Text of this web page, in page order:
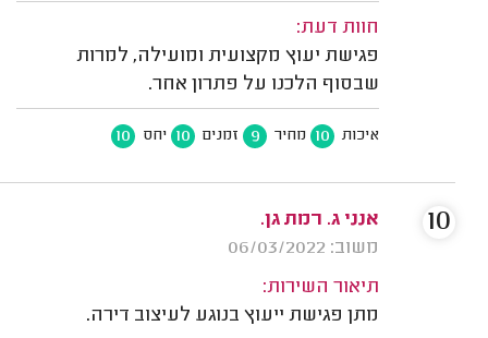
חוות דעת:
פגישת יעוץ מקצועית ומועילה, למרות
שבסוף הלכנו על פתרון אחר.
איכות 10 מחיר 9 זמנים 10 יחס 10
אנני ג. רמת גן.
משוב: 06/03/2022
תיאור השירות:
מתן פגישת ייעוץ בנוגע לעיצוב דירה.
10